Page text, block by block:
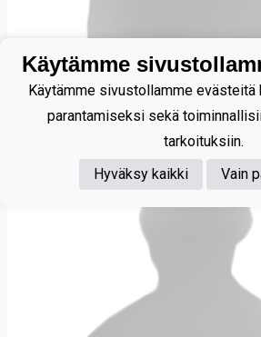
Masar Elliot
Käytämme
Käytämme sivustollamme
parantamiseksi sekä
tarkoituksiin.
Hyväksy kaikki
Vain